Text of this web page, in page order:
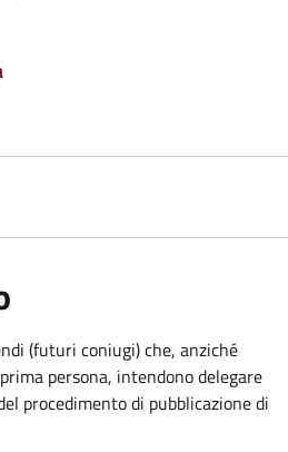
(futuri coniugi) che, anziché
persona, intendono delegare
procedimento di pubblicazione di